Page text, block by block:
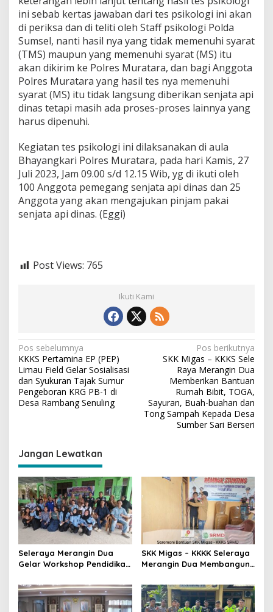
ini sebab kertas jawaban dari tes psikologi ini akan
di periksa dan di teliti oleh Staff psikologi Polda
Sumsel, nanti hasil nya yang tidak memenuhi syarat
(TMS) maupun yang memenuhi syarat (MS) itu
akan dikirim ke Polres Muratara, dan bagi Anggota
Polres Muratara yang hasil tes nya memenuhi
syarat (MS) itu tidak langsung diberikan senjata api
dinas tetapi masih ada proses-proses lainnya yang
harus dipenuhi.
Kegiatan tes psikologi ini dilaksanakan di aula
Bhayangkari Polres Muratara, pada hari Kamis, 27
Juli 2023, Jam 09.00 s/d 12.15 Wib, yg di ikuti oleh
100 Anggota pemegang senjata api dinas dan 25
Anggota yang akan mengajukan pinjam pakai
senjata api dinas. (Eggi)
Post Views: 765
Ikuti Kami
N
a
v
i
s
i
p
o
s
Pos sebelumnya
KKKS Pertamina EP (PEP)
Limau Field Gelar Sosialisasi
dan Syukuran Tajak Sumur
Pengeboran KRG PB-1 di
Desa Rambang Senuling
Pos berikutnya
SKK Migas – KKKS Sele
Raya Merangin Dua
Memberikan Bantuan
Rumah Bibit, TOGA,
Sayuran, Buah-buahan dan
Tong Sampah Kepada Desa
Sumber Sari Berseri
Jangan Lewatkan
Seleraya Merangin Dua
Gelar Workshop Pendidikan
Desa Belani
SKK Migas – KKKK Seleraya
Merangin Dua Membangun